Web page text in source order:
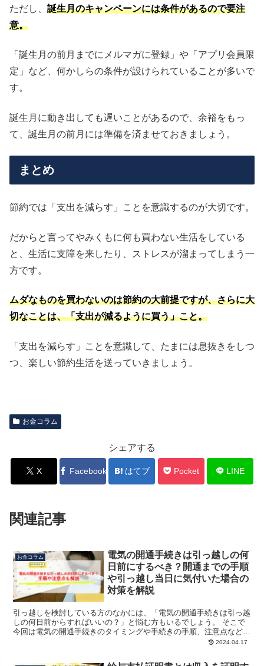
ただし、 誕生月のキャンペーンには条件があるので要注
意。
「誕生月の前月までにメルマガに登録」や「アプリ会員限
定」など、何かしらの条件が設けられていることが多いで
す。
誕生月に動き出しても遅いことがあるので、余裕をもっ
て、誕生月の前月には準備を済ませておきましょう。
まとめ
節約では「支出を減らす」ことを意識するのが大切です。
だからと言ってやみくもに何も買わない生活をしている
と、生活に支障を来したり、ストレスが溜まってしまう一
方です。
ムダなものを買わないのは節約の大前提ですが、さらに大
切なことは、「支出が減るように買う」こと。
「支出を減らす」ことを意識して、たまには息抜きをしつ
つ、楽しい節約生活を送っていきましょう。
お金コラム
シェアする
X Facebook はてブ Pocket LINE
関連記事
お金コラム
電気の開通手続きは引っ越しの何
日前にするべき？開通までの手順
や引っ越し当日に気付いた場合の
対策を解説
引っ越しを検討している方のなかには、「電気の開通手続きは引っ越
しの何日前からすればいいの？」と悩む方もいるでしょう。 そこで
今回は電気の開通手続きのタイミングや手続きの手順、注意点などに
ついて解説します。 おすすめの電力会社の電気料金を比較...2024.04.17